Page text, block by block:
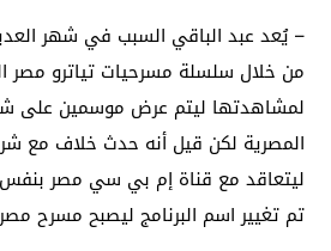
– يُعد عبد الباقي السبب في شهر
من خلال سلسلة مسرحيات تياترو مصر
لمشاهدتها ليتم عرض موسمين على
المصرية لكن قيل أنه حدث خلاف مع
ليتعاقد مع قناة إم بي سي مصر بنفس
تم تغيير اسم البرنامج ليصبح مسرح